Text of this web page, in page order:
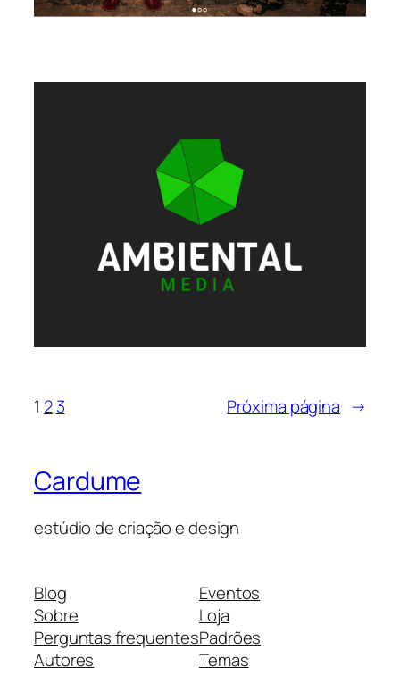
1 2 3 Próxima página →
Cardume
estúdio de criação e design
Blog
Sobre
Perguntas frequentes
Autores
Eventos
Loja
Padrões
Temas